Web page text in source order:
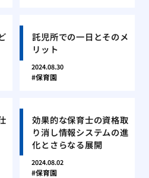
託児所での一日とそのメ
リット
2024.08.30
保育園
効果的な保育士の資格取
り消し情報システムの進
化とさらなる展開
2024.08.02
保育園